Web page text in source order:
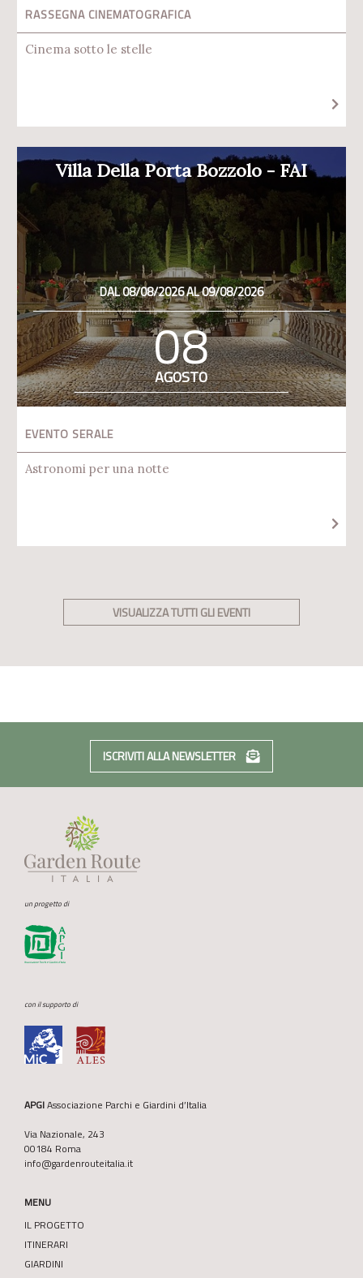
RASSEGNA CINEMATOGRAFICA
Cinema sotto le stelle
Villa Della Porta Bozzolo - FAI
DAL 08/08/2026 AL 09/08/2026
08
AGOSTO
EVENTO SERALE
Astronomi per una notte
VISUALIZZA TUTTI GLI EVENTI
ISCRIVITI ALLA NEWSLETTER
un progetto di
con il supporto di
APGIAssociazione Parchi e Giardini d’Italia
Via Nazionale, 243
00184 Roma
info@gardenrouteitalia.it
MENU
IL PROGETTO
ITINERARI
GIARDINI